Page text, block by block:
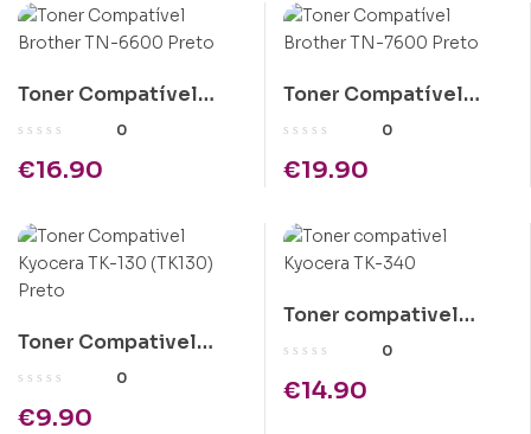
Toner Compatível
Brother TN-6600
0
€16.90
Toner Compatível
Brother TN-7600
0
€19.90
Toner Compativel
Kyocera TK-130
0
€9.90
Toner compativel
Kyocera TK-340
0
€14.90